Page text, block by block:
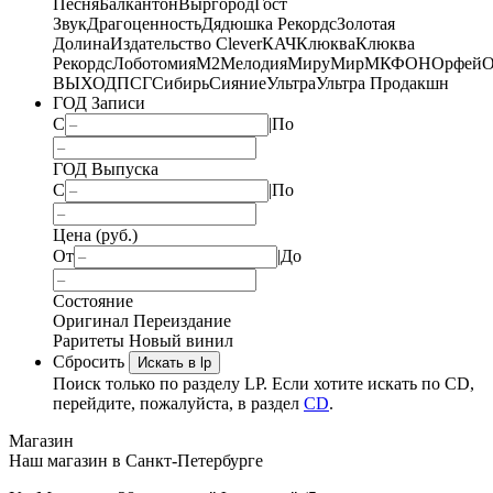
ПесняБалкантонВыргородГост
ЗвукДрагоценностьДядюшка РекордсЗолотая
ДолинаИздательство CleverКАЧКлюкваКлюква
РекордсЛоботомияМ2МелодияМируМирМКФОНОрфей
ВЫХОДПСГСибирьСияниеУльтраУльтра Продакшн
ГОД Записи
С
|По
ГОД Выпуска
С
|По
Цена (руб.)
От
|До
Состояние
Оригинал Переиздание
Раритеты Новый винил
Сбросить
Искать в lp
Поиск только по разделу LP. Если хотите искать по CD,
перейдите, пожалуйста, в раздел CD.
Магазин
Наш магазин в Санкт-Петербурге